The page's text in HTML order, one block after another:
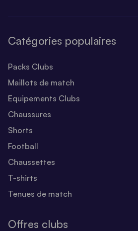
Catégories populaires
Packs Clubs
Maillots de match
Equipements Clubs
Chaussures
Shorts
Football
Chaussettes
T-shirts
Tenues de match
Offres clubs